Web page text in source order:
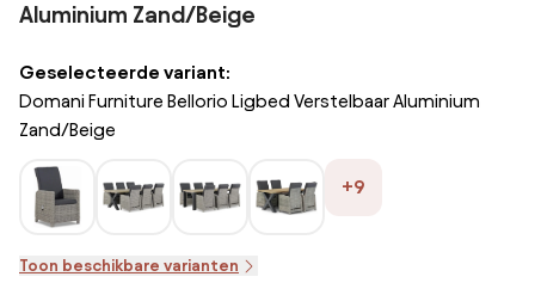
Aluminium Zand/Beige
Geselecteerde variant:
Domani Furniture Bellorio Ligbed Verstelbaar Aluminium
Zand/Beige
+9
Toon beschikbare varianten